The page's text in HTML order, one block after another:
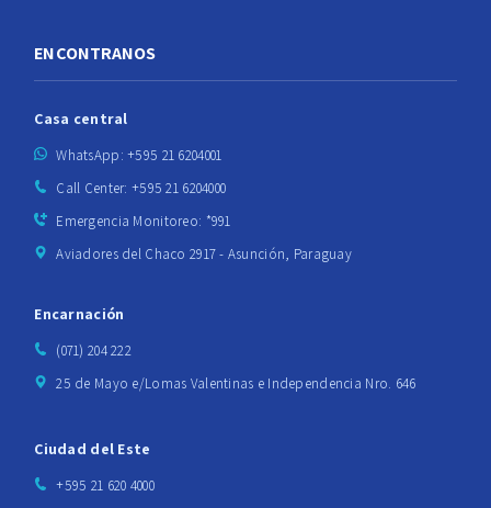
ENCONTRANOS
Casa central
WhatsApp: +595 21 6204001
Call Center: +595 21 6204000
Emergencia Monitoreo: *991
Aviadores del Chaco 2917 - Asunción, Paraguay
Encarnación
(071) 204 222
25 de Mayo e/Lomas Valentinas e Independencia Nro. 646
Ciudad del Este
+595 21 620 4000